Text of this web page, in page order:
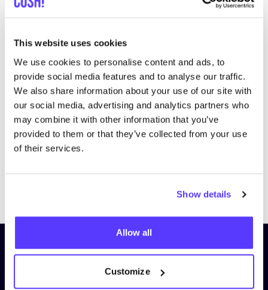
This website uses cookies
We use cookies to personalise content and ads, to
provide social media features and to analyse our traffic.
We also share information about your use of our site with
our social media, advertising and analytics partners who
may combine it with other information that you’ve
provided to them or that they’ve collected from your use
of their services.
Show details
Allow all
Customize
Inscrivez-vous à notre lettre
d’information et restez informé !